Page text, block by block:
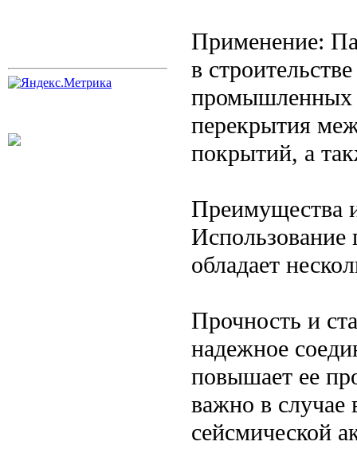
Применение:
в
промышленных
перекрытия
покрытий, а
Преимущества
Использование
обладает
Прочность и
надежное
повышает ее
важно в случае
сейсмической